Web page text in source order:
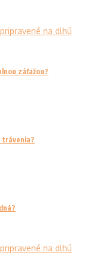
záťažou?
trávenia?